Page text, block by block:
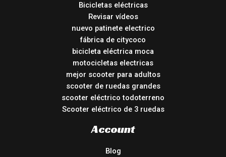
Bicicletas eléctricas
Revisar vídeos
nuevo patinete electrico
fábrica de citycoco
bicicleta eléctrica moca
motocicletas electricas
mejor scooter para adultos
scooter de ruedas grandes
scooter eléctrico todoterreno
Scooter eléctrico de 3 ruedas
Account
Blog